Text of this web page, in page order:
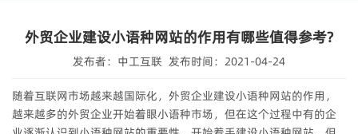
外贸企业建设小语种网站的作用有哪些值得参考?
发布者：中工互联 发布时间：2021-04-24
随着互联网市场越来越国际化，外贸企业建设小语种网站的作用，
越来越多的外贸企业开始着眼小语种市场，但在这个过程中有的企